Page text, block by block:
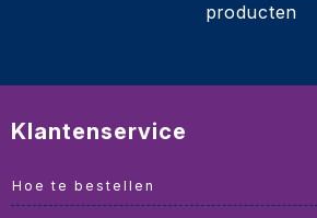
producten
Klantenservice
Hoe te bestellen